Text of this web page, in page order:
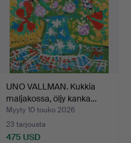
UNO VALLMAN. Kukkia
maljakossa, öljy kanka…
Myyty 10 touko 2026
23 tarjousta
475 USD